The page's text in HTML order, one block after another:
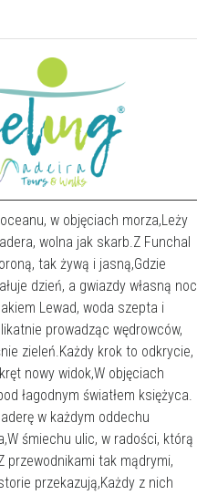
w objęciach morza,Leży
wolna jak skarb.Z Funchal
tak żywą i jasną,Gdzie
dzień, a gwiazdy własną noc
Lewad, woda szepta i
prowadząc wędrowców,
zieleń.Każdy krok to odkrycie,
nowy widok,W objęciach
łagodnym światłem księżyca.
w każdym oddechu
śmiechu ulic, w radości, którą
przewodnikami tak mądrymi,
przekazują,Każdy z nich